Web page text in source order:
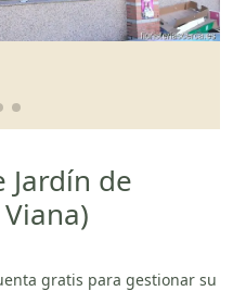
de
gratis para gestionar su